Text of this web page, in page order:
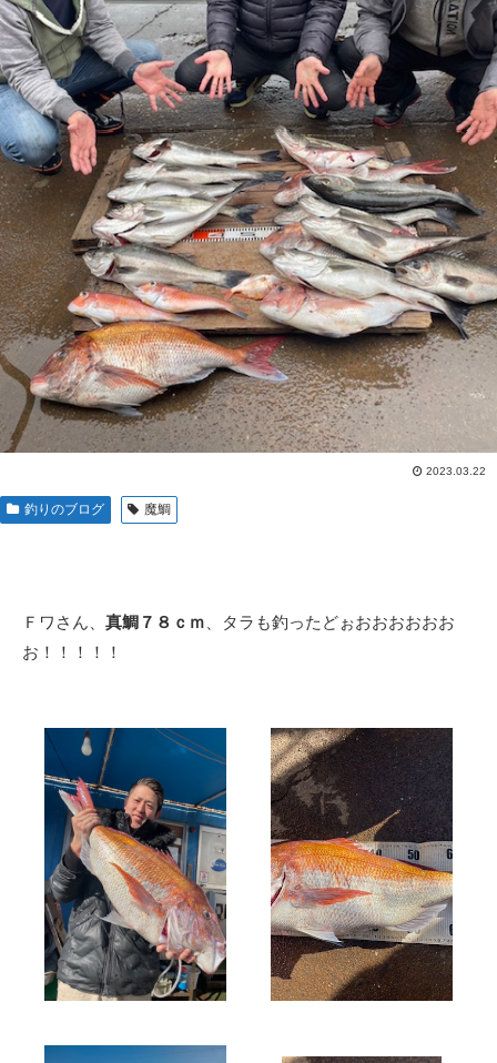
2023.03.22
釣りのブログ 魔鯛
Ｆワさん、 真鯛７８ｃｍ 、タラも釣ったどぉおおおおおお
お！！！！！